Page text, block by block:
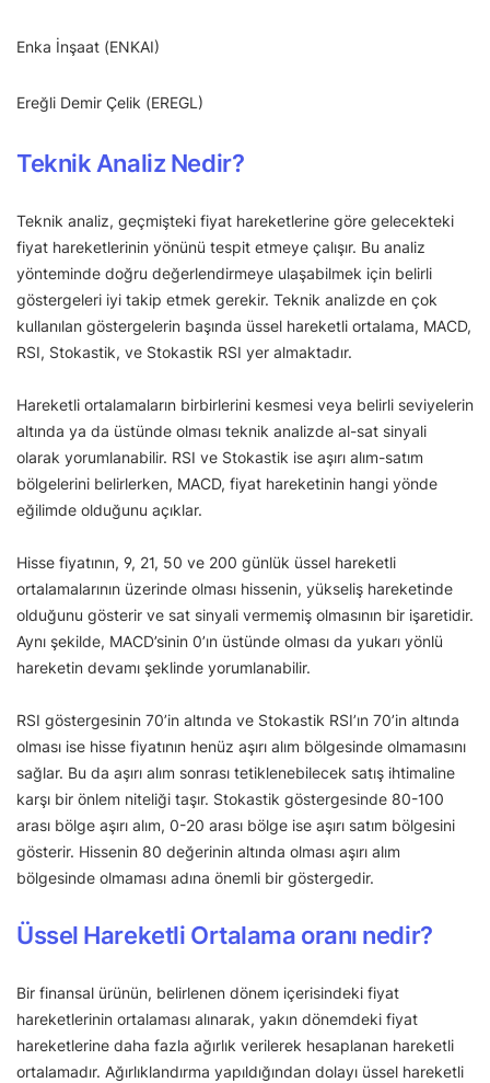
Enka İnşaat (ENKAI)
Ereğli Demir Çelik (EREGL)
Teknik Analiz Nedir?
Teknik analiz, geçmişteki fiyat hareketlerine göre gelecekteki
fiyat hareketlerinin yönünü tespit etmeye çalışır. Bu analiz
yönteminde doğru değerlendirmeye ulaşabilmek için belirli
göstergeleri iyi takip etmek gerekir. Teknik analizde en çok
kullanılan göstergelerin başında üssel hareketli ortalama, MACD,
RSI, Stokastik, ve Stokastik RSI yer almaktadır.
Hareketli ortalamaların birbirlerini kesmesi veya belirli seviyelerin
altında ya da üstünde olması teknik analizde al-sat sinyali
olarak yorumlanabilir. RSI ve Stokastik ise aşırı alım-satım
bölgelerini belirlerken, MACD, fiyat hareketinin hangi yönde
eğilimde olduğunu açıklar.
Hisse fiyatının, 9, 21, 50 ve 200 günlük üssel hareketli
ortalamalarının üzerinde olması hissenin, yükseliş hareketinde
olduğunu gösterir ve sat sinyali vermemiş olmasının bir işaretidir.
Aynı şekilde, MACD’sinin 0’ın üstünde olması da yukarı yönlü
hareketin devamı şeklinde yorumlanabilir.
RSI göstergesinin 70’in altında ve Stokastik RSI’ın 70’in altında
olması ise hisse fiyatının henüz aşırı alım bölgesinde olmamasını
sağlar. Bu da aşırı alım sonrası tetiklenebilecek satış ihtimaline
karşı bir önlem niteliği taşır. Stokastik göstergesinde 80-100
arası bölge aşırı alım, 0-20 arası bölge ise aşırı satım bölgesini
gösterir. Hissenin 80 değerinin altında olması aşırı alım
bölgesinde olmaması adına önemli bir göstergedir.
Üssel Hareketli Ortalama oranı nedir?
Bir finansal ürünün, belirlenen dönem içerisindeki fiyat
hareketlerinin ortalaması alınarak, yakın dönemdeki fiyat
hareketlerine daha fazla ağırlık verilerek hesaplanan hareketli
ortalamadır. Ağırlıklandırma yapıldığından dolayı üssel hareketli